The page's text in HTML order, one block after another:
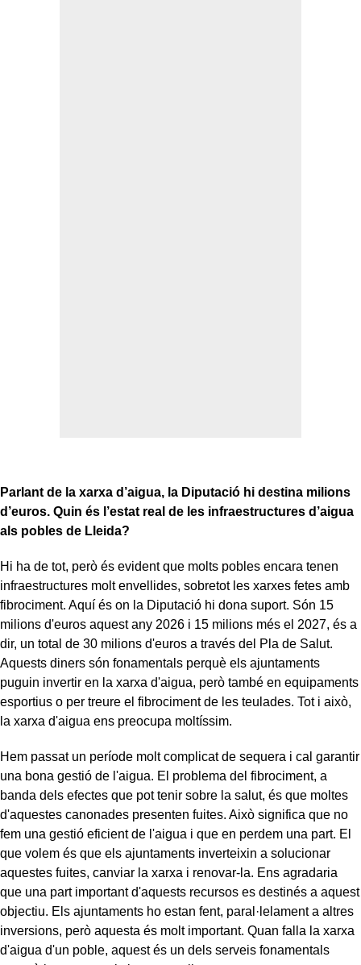
Parlant de la xarxa d’aigua, la Diputació hi destina milions
d’euros. Quin és l’estat real de les infraestructures d’aigua
als pobles de Lleida?
Hi ha de tot, però és evident que molts pobles encara tenen
infraestructures molt envellides, sobretot les xarxes fetes amb
fibrociment. Aquí és on la Diputació hi dona suport. Són 15
milions d'euros aquest any 2026 i 15 milions més el 2027, és a
dir, un total de 30 milions d'euros a través del Pla de Salut.
Aquests diners són fonamentals perquè els ajuntaments
puguin invertir en la xarxa d'aigua, però també en equipaments
esportius o per treure el fibrociment de les teulades. Tot i això,
la xarxa d'aigua ens preocupa moltíssim.
Hem passat un període molt complicat de sequera i cal garantir
una bona gestió de l'aigua. El problema del fibrociment, a
banda dels efectes que pot tenir sobre la salut, és que moltes
d'aquestes canonades presenten fuites. Això significa que no
fem una gestió eficient de l'aigua i que en perdem una part. El
que volem és que els ajuntaments inverteixin a solucionar
aquestes fuites, canviar la xarxa i renovar-la. Ens agradaria
que una part important d'aquests recursos es destinés a aquest
objectiu. Els ajuntaments ho estan fent, paral·lelament a altres
inversions, però aquesta és molt important. Quan falla la xarxa
d'aigua d'un poble, aquest és un dels serveis fonamentals